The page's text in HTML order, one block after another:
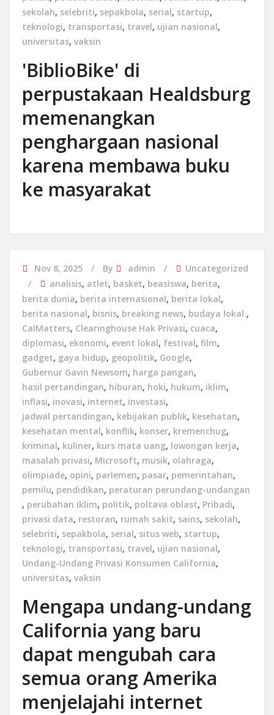
sekolah, selebriti, sepakbola, serial, startup,
teknologi, transportasi, travel, ujian nasional,
universitas, vaksin
'BiblioBike' di
perpustakaan Healdsburg
memenangkan
penghargaan nasional
karena membawa buku
ke masyarakat
Nov 8, 2025 By admin
Uncategorized
analisis, atlet, basket, beasiswa, berita,
berita dunia, berita internasional, berita lokal,
berita nasional, bisnis, breaking news, budaya lokal.,
CalMatters, Clearinghouse Hak Privasi, cuaca,
diplomasi, ekonomi, event lokal, festival, film,
gadget, gaya hidup, geopolitik, Google,
Gubernur Gavin Newsom, harga pangan,
hasil pertandingan, hiburan, hoki, hukum, iklim,
inflasi, inovasi, internet, investasi,
jadwal pertandingan, kebijakan publik, kesehatan,
kesehatan mental, konflik, konser, kremenchug,
kriminal, kuliner, kurs mata uang, lowongan kerja,
masalah privasi, Microsoft, musik, olahraga,
olimpiade, opini, parlemen, pasar, pemerintahan,
pemilu, pendidikan, peraturan perundang-undangan
, perubahan iklim, politik, poltava oblast, Pribadi,
privasi data, restoran, rumah sakit, sains, sekolah,
selebriti, sepakbola, serial, situs web, startup,
teknologi, transportasi, travel, ujian nasional,
Undang-Undang Privasi Konsumen California,
universitas, vaksin
Mengapa undang-undang
California yang baru
dapat mengubah cara
semua orang Amerika
menjelajahi internet